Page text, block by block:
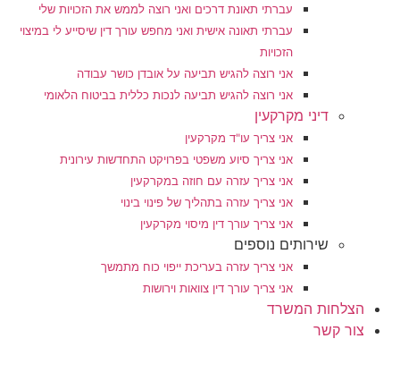
עברתי תאונת דרכים ואני רוצה לממש את הזכויות שלי
עברתי תאונה אישית ואני מחפש עורך דין שיסייע לי במיצוי
הזכויות
אני רוצה להגיש תביעה על אובדן כושר עבודה
אני רוצה להגיש תביעה לנכות כללית בביטוח הלאומי
דיני מקרקעין
אני צריך עו"ד מקרקעין
אני צריך סיוע משפטי בפרויקט התחדשות עירונית
אני צריך עזרה עם חוזה במקרקעין
אני צריך עזרה בתהליך של פינוי בינוי
אני צריך עורך דין מיסוי מקרקעין
שירותים נוספים
אני צריך עזרה בעריכת ייפוי כוח מתמשך
אני צריך עורך דין צוואות וירושות
הצלחות המשרד
צור קשר